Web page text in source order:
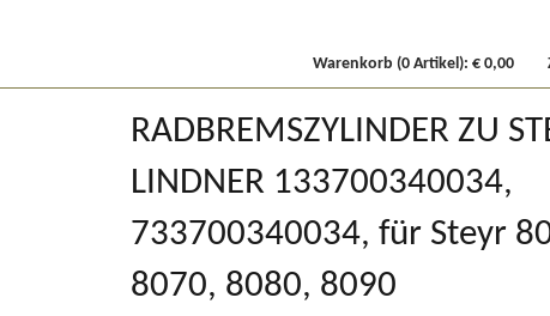
Warenkorb (0 Artikel): € 0,00
RADBREMSZYLINDER ZU
LINDNER 133700340034,
733700340034, für Steyr
8070, 8080, 8090